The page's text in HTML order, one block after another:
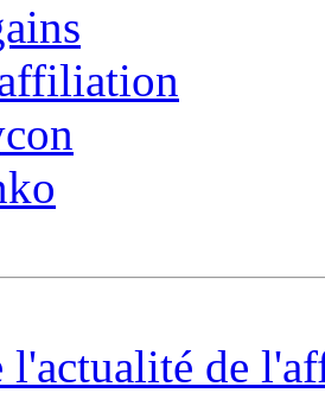
l'actualité de